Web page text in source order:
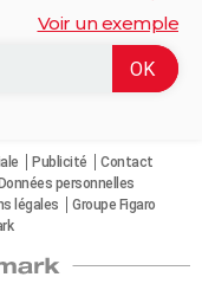
Voir un exemple
Publicité
Contact
Données personnelles
légales
Groupe Figaro